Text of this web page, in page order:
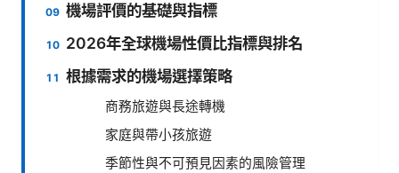
機場評價的基礎與指標
2026年全球機場性價比指標與排名
根據需求的機場選擇策略
商務旅遊與長途轉機
家庭與帶小孩旅遊
季節性與不可預見因素的風險管理